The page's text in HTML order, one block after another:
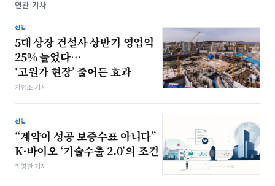
연관 기사
산업
5대 상장 건설사 상반기 영업익
25% 늘었다…
‘고원가 현장’ 줄어든 효과
차형조 기자
산업
“계약이 성공 보증수표 아니다”
K-바이오 ‘기술수출 2.0’의 조건
최영찬 기자